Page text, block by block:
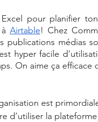
pour planifier
Airtable! Chez
publications médias
hyper facile
On aime ça efficace
est
d’utiliser la plateforme